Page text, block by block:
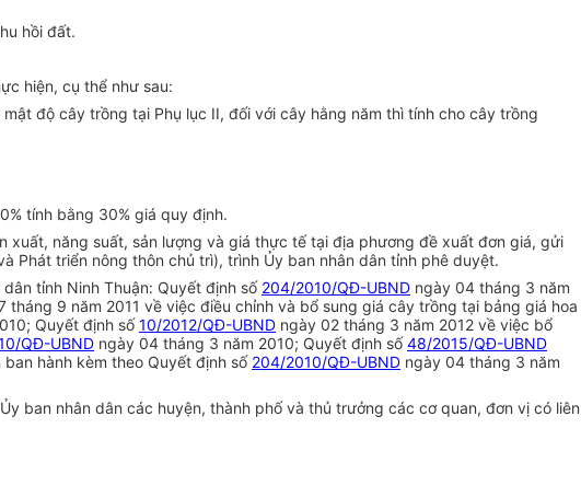
hồi đất.
hiện, cụ thể như sau:
độ cây trồng tại Phụ lục II, đối với cây hằng năm thì tính cho cây trồng
tính bằng 30% giá quy định.
năng suất, sản lượng và giá thực tế tại địa phương đề xuất đơn giá, gửi
Phát triển nông thôn chủ trì), trình Ủy ban nhân dân tỉnh phê duyệt.
tỉnh Ninh Thuận: Quyết định số 204/2010/QĐ-UBND ngày 04 tháng 3 năm
tháng 9 năm 2011 về việc điều chỉnh và bổ sung giá cây trồng tại bảng giá hoa
Quyết định số10/2012/QĐ-UBND ngày 02 tháng 3 năm 2012 về việc bổ
QĐ-UBND ngày 04 tháng 3 năm 2010; Quyết định số48/2015/QĐ-UBND
hành kèm theo Quyết định số 204/2010/QĐ-UBND ngày 04 tháng 3 năm
ban nhân dân các huyện, thành phố và thủ trưởng các cơ quan, đơn vị có liên